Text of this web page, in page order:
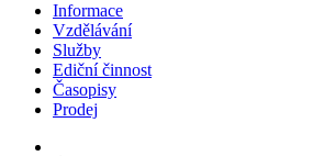
Informace
Vzdělávání
Služby
Ediční činnost
Časopisy
Prodej